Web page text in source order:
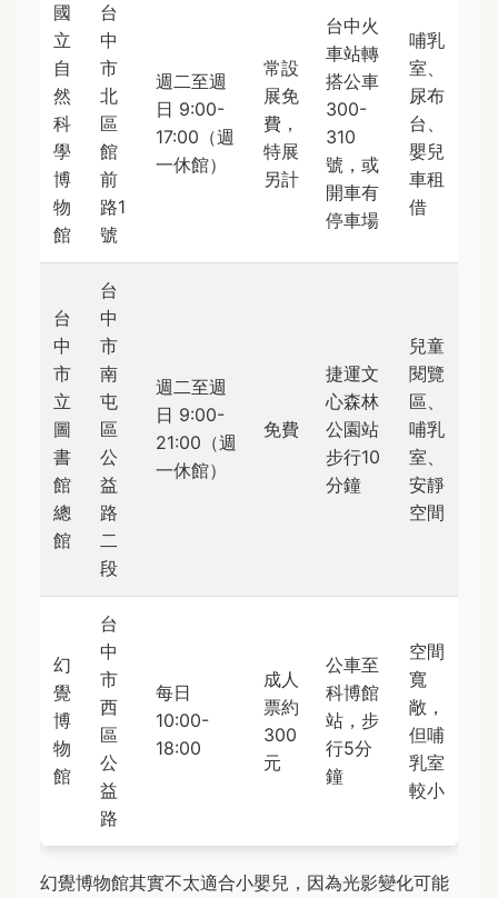
國
立
自
然
科
學
博
物
館
台
中
市
北
區
館
前
路1
號
週二至週
日 9:00-
17:00（週
一休館）
常設
展免
費，
特展
另計
台中火
車站轉
搭公車
300-
310
號，或
開車有
停車場
哺乳
室、
尿布
台、
嬰兒
車租
借
台
中
市
立
圖
書
館
總
館
台
中
市
南
屯
區
公
益
路
二
段
週二至週
日 9:00-
21:00（週
一休館）
免費
捷運文
心森林
公園站
步行10
分鐘
兒童
閱覽
區、
哺乳
室、
安靜
空間
幻
覺
博
物
館
台
中
市
西
區
公
益
路
每日
10:00-
18:00
成人
票約
300
元
公車至
科博館
站，步
行5分
鐘
空間
寬
敞，
但哺
乳室
較小
幻覺博物館其實不太適合小嬰兒，因為光影變化可能